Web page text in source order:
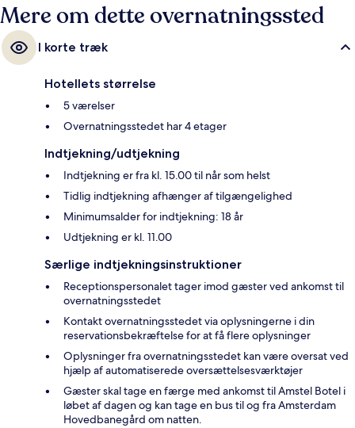
Mere om dette overnatningssted
I korte træk
Hotellets størrelse
5 værelser
Overnatningsstedet har 4 etager
Indtjekning/udtjekning
Indtjekning er fra kl. 15.00 til når som helst
Tidlig indtjekning afhænger af tilgængelighed
Minimumsalder for indtjekning: 18 år
Udtjekning er kl. 11.00
Særlige indtjekningsinstruktioner
Receptionspersonalet tager imod gæster ved ankomst til
overnatningsstedet
Kontakt overnatningsstedet via oplysningerne i din
reservationsbekræftelse for at få flere oplysninger
Oplysninger fra overnatningsstedet kan være oversat ved
hjælp af automatiserede oversættelsesværktøjer
Gæster skal tage en færge med ankomst til Amstel Botel i
løbet af dagen og kan tage en bus til og fra Amsterdam
Hovedbanegård om natten.